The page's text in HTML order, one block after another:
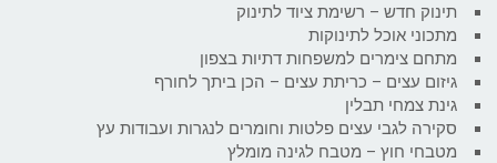
תינוק חדש – רשימת ציוד לתינוק
מתכוני אוכל לתינוקות
מתחם צימרים למשפחות דתיות בצפון
גיזום עצים – כריתת עצים – הכן ביתך לחורף
גינת צמחי תבלין
סקירה לגבי עצים פלטות וחומרים לנגרות ועבודות עץ
מטבחי חוץ – מטבח לגינה מומלץ